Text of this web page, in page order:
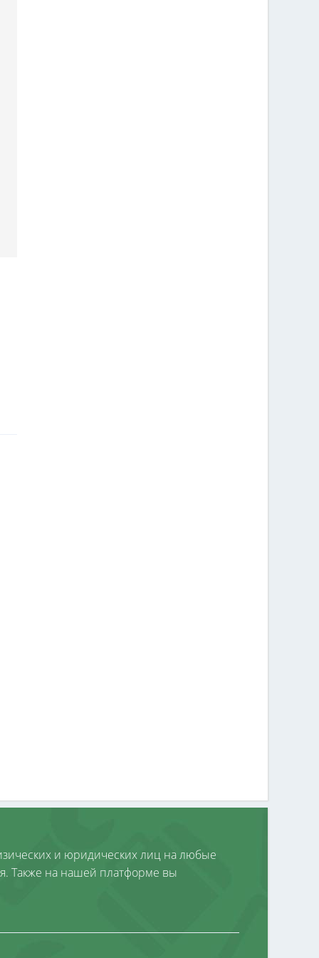
и юридических лиц на любые
Также на нашей платформе вы